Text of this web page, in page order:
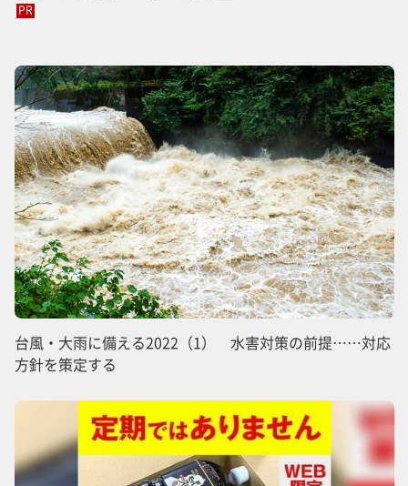
PR
台風・大雨に備える2022（1） 水害対策の前提……対応
方針を策定する